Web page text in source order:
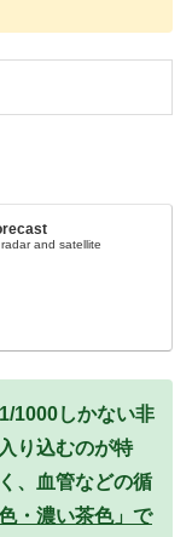
and satellite
1000しかない非
り込むのが特
、血管などの循
・濃い茶色」で